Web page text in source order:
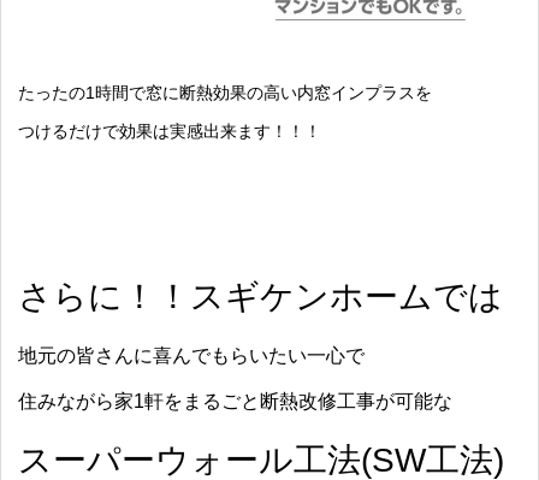
たったの1時間で窓に断熱効果の高い内窓インプラスを
つけるだけで効果は実感出来ます！！！
さらに！！スギケンホームでは
地元の皆さんに喜んでもらいたい一心で
住みながら家1軒をまるごと断熱改修工事が可能な
スーパーウォール工法(SW工法)